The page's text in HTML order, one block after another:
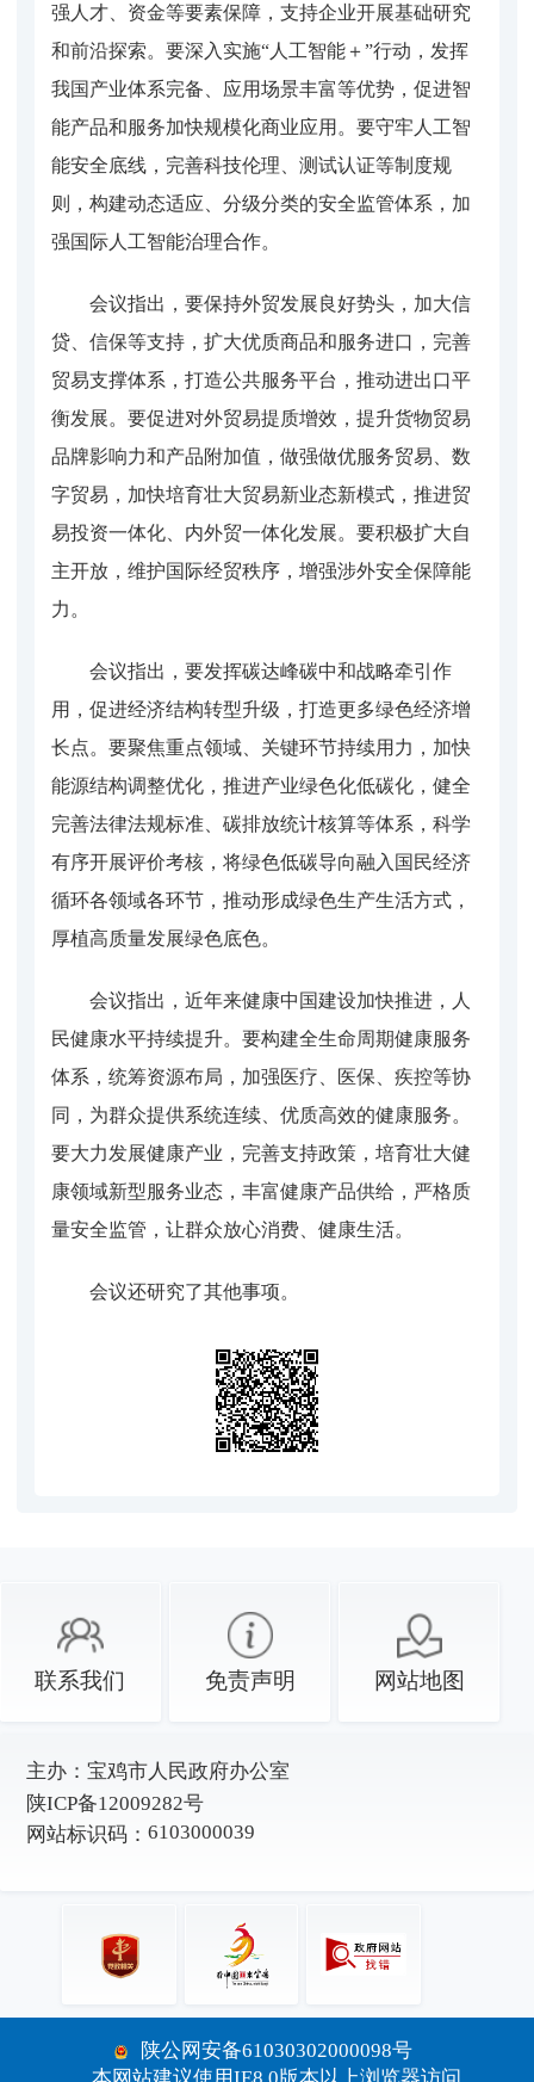
强人才、资金等要素保障，支持企业开展基础研究
和前沿探索。要深入实施“人工智能＋”行动，发挥
我国产业体系完备、应用场景丰富等优势，促进智
能产品和服务加快规模化商业应用。要守牢人工智
能安全底线，完善科技伦理、测试认证等制度规
则，构建动态适应、分级分类的安全监管体系，加
强国际人工智能治理合作。
会议指出，要保持外贸发展良好势头，加大信
贷、信保等支持，扩大优质商品和服务进口，完善
贸易支撑体系，打造公共服务平台，推动进出口平
衡发展。要促进对外贸易提质增效，提升货物贸易
品牌影响力和产品附加值，做强做优服务贸易、数
字贸易，加快培育壮大贸易新业态新模式，推进贸
易投资一体化、内外贸一体化发展。要积极扩大自
主开放，维护国际经贸秩序，增强涉外安全保障能
力。
会议指出，要发挥碳达峰碳中和战略牵引作
用，促进经济结构转型升级，打造更多绿色经济增
长点。要聚焦重点领域、关键环节持续用力，加快
能源结构调整优化，推进产业绿色化低碳化，健全
完善法律法规标准、碳排放统计核算等体系，科学
有序开展评价考核，将绿色低碳导向融入国民经济
循环各领域各环节，推动形成绿色生产生活方式，
厚植高质量发展绿色底色。
会议指出，近年来健康中国建设加快推进，人
民健康水平持续提升。要构建全生命周期健康服务
体系，统筹资源布局，加强医疗、医保、疾控等协
同，为群众提供系统连续、优质高效的健康服务。
要大力发展健康产业，完善支持政策，培育壮大健
康领域新型服务业态，丰富健康产品供给，严格质
量安全监管，让群众放心消费、健康生活。
会议还研究了其他事项。
联系我们 免责声明 网站地图
主办： 宝鸡市人民政府办公室
陕ICP备12009282号
网站标识码： 6103000039
陕公网安备61030302000098号